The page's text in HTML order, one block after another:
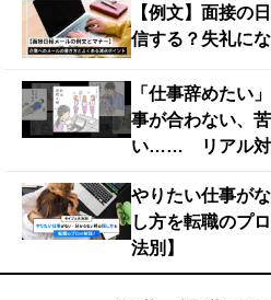
【例文】面接の
信する？失礼に
「仕事辞めた
事が合わない、
い…… リアル対
やりたい仕事が
し方を転職のプ
法別】